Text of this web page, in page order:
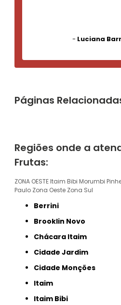
- Luciana
Páginas
Regiões onde a
Frutas:
ZONA OESTE Itaim Bibi Morumbi
Paulo Zona Oeste Zona Sul
Berrini
Brooklin Novo
Chácara Itaim
Cidade Jardim
Cidade Monções
Itaim
Itaim Bibi